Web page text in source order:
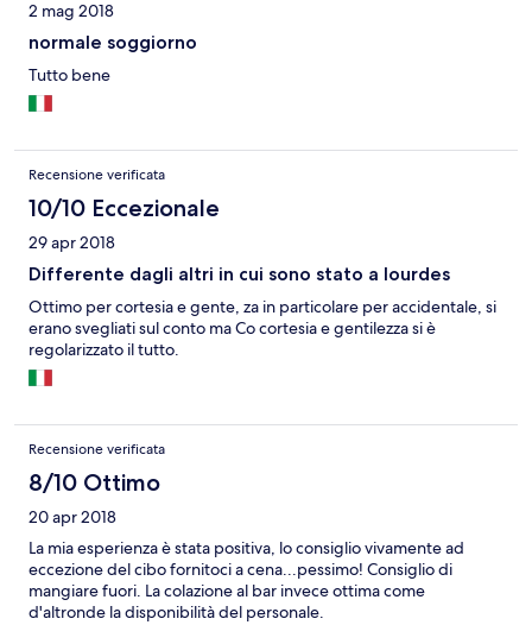
2 mag 2018
normale soggiorno
Tutto bene
Recensione verificata
10/10 Eccezionale
29 apr 2018
Differente dagli altri in cui sono stato a lourdes
Ottimo per cortesia e gente, za in particolare per accidentale, si
erano svegliati sul conto ma Co cortesia e gentilezza si è
regolarizzato il tutto.
Recensione verificata
8/10 Ottimo
20 apr 2018
La mia esperienza è stata positiva, lo consiglio vivamente ad
eccezione del cibo fornitoci a cena...pessimo! Consiglio di
mangiare fuori. La colazione al bar invece ottima come
d'altronde la disponibilità del personale.